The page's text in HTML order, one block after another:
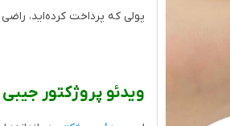
پولی که پرداخت کرده‌اید،
ویدئو پروژکتور